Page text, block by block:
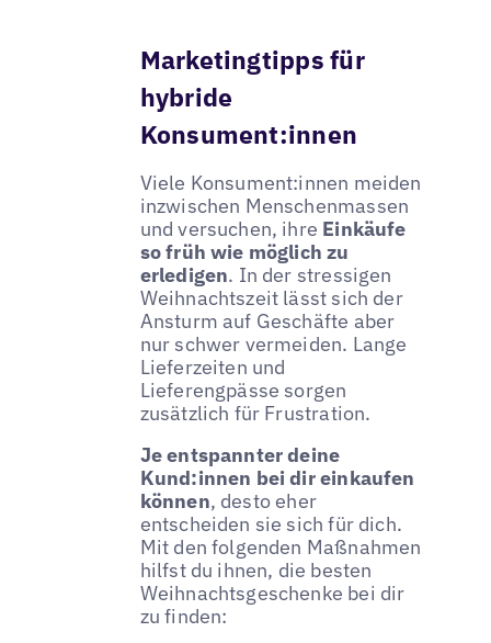
Marketingtipps für
hybride
Konsument:innen
Viele Konsument:innen meiden
inzwischen Menschenmassen
und versuchen, ihre Einkäufe
so früh wie möglich zu
erledigen. In der stressigen
Weihnachtszeit lässt sich der
Ansturm auf Geschäfte aber
nur schwer vermeiden. Lange
Lieferzeiten und
Lieferengpässe sorgen
zusätzlich für Frustration.
Je entspannter deine
Kund:innen bei dir einkaufen
können, desto eher
entscheiden sie sich für dich.
Mit den folgenden Maßnahmen
hilfst du ihnen, die besten
Weihnachtsgeschenke bei dir
zu finden: